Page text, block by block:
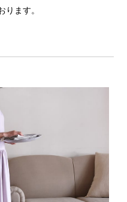
ります。